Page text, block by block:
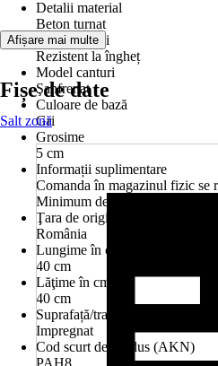
Detalii material
Beton turnat
Caracteristici
Rezistent la îngheț
Model canturi
Şanfrenat
Culoare de bază
Gri
Grosime
5 cm
Informații suplimentare
Comanda în magazinul fizic se
Minimum de comandă este 1
Ţara de origine
România
Lungime în cm
40 cm
Lăţime în cm
40 cm
Suprafață/tratare suprafață
Impregnat
Cod scurt de produs (AKN)
PAH8
Afișare mai multe
Fișe de date
Salt zonă